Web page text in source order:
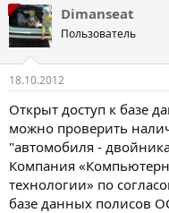
т
о
р
т
е
м
и
т
с
о
р
н
н
я
Dimanseat
Пользователь
18.10.2012
Открыт доступ к базе
можно проверить
"автомобиля -
Компания
технологии» по
базе данных полисов